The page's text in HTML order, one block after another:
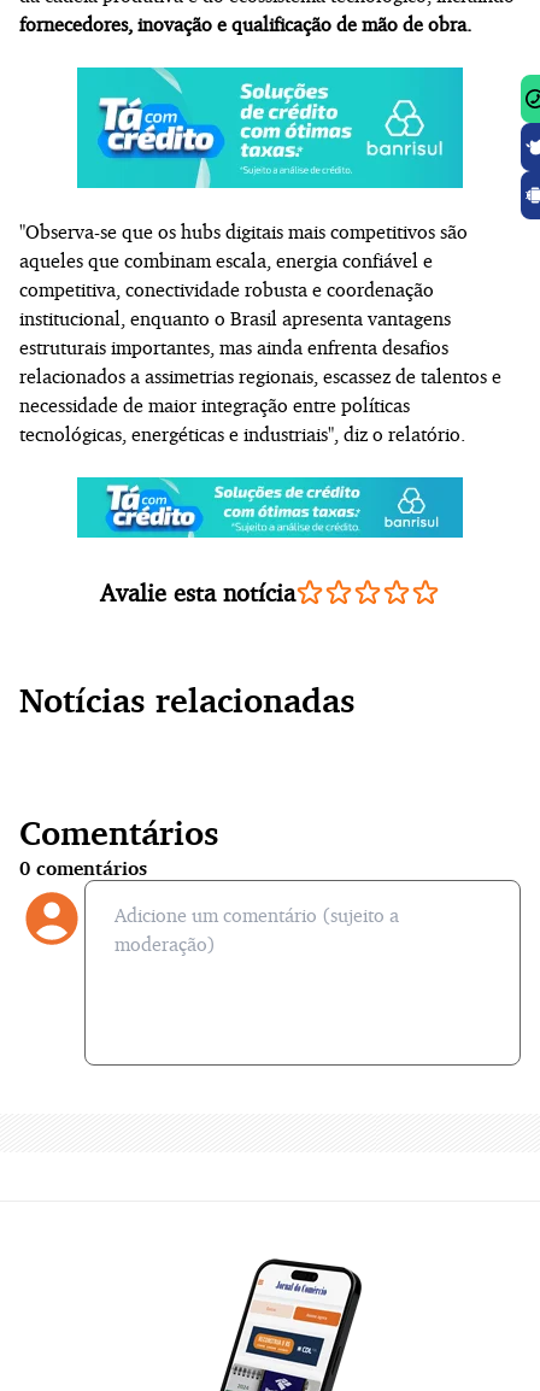
fornecedores, inovação e qualificação de mão de obra.
"Observa-se que os hubs digitais mais competitivos são
aqueles que combinam escala, energia confiável e
competitiva, conectividade robusta e coordenação
institucional, enquanto o Brasil apresenta vantagens
estruturais importantes, mas ainda enfrenta desafios
relacionados a assimetrias regionais, escassez de talentos e
necessidade de maior integração entre políticas
tecnológicas, energéticas e industriais", diz o relatório.
Avalie esta notícia
Notícias relacionadas
Comentários
0 comentários